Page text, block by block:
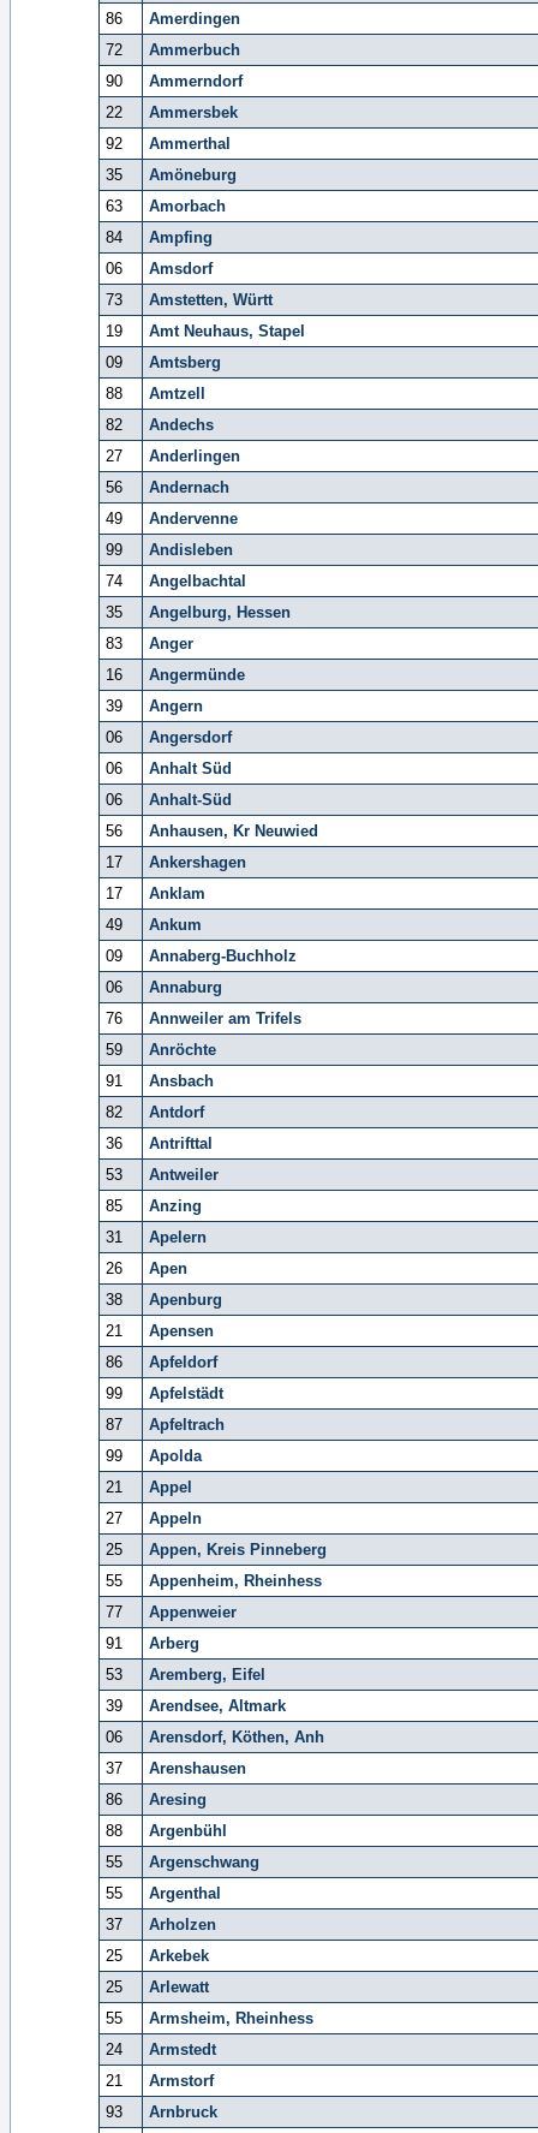
86
Amerdingen
72
Ammerbuch
90
Ammerndorf
22
Ammersbek
92
Ammerthal
35
Amöneburg
63
Amorbach
84
Ampfing
06
Amsdorf
73
Amstetten, Württ
19
Amt Neuhaus, Stapel
09
Amtsberg
88
Amtzell
82
Andechs
27
Anderlingen
56
Andernach
49
Andervenne
99
Andisleben
74
Angelbachtal
35
Angelburg, Hessen
83
Anger
16
Angermünde
39
Angern
06
Angersdorf
06
Anhalt Süd
06
Anhalt-Süd
56
Anhausen, Kr Neuwied
17
Ankershagen
17
Anklam
49
Ankum
09
Annaberg-Buchholz
06
Annaburg
76
Annweiler am Trifels
59
Anröchte
91
Ansbach
82
Antdorf
36
Antrifttal
53
Antweiler
85
Anzing
31
Apelern
26
Apen
38
Apenburg
21
Apensen
86
Apfeldorf
99
Apfelstädt
87
Apfeltrach
99
Apolda
21
Appel
27
Appeln
25
Appen, Kreis Pinneberg
55
Appenheim, Rheinhess
77
Appenweier
91
Arberg
53
Aremberg, Eifel
39
Arendsee, Altmark
06
Arensdorf, Köthen, Anh
37
Arenshausen
86
Aresing
88
Argenbühl
55
Argenschwang
55
Argenthal
37
Arholzen
25
Arkebek
25
Arlewatt
55
Armsheim, Rheinhess
24
Armstedt
21
Armstorf
93
Arnbruck